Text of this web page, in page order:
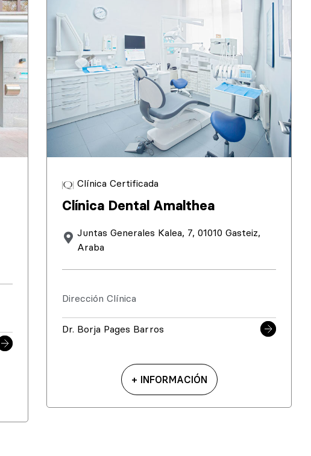
Clínica Certificada
Clínica Dental Amalthea
Juntas Generales Kalea, 7, 01010 Gasteiz,
Araba
Dirección Clínica
Dr. Borja Pages Barros
+ INFORMACIÓN